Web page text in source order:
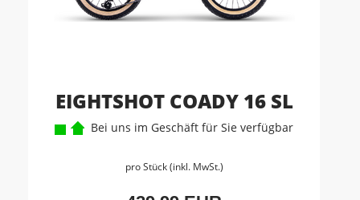
EIGHTSHOT COADY 16 SL
Bei uns im Geschäft für Sie verfügbar
pro Stück (inkl. MwSt.)